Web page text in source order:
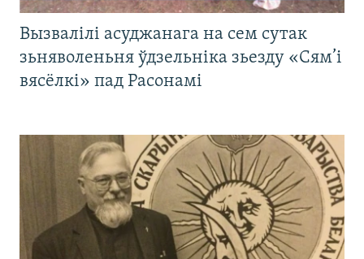
Вызвалілі асуджанага на сем сутак
зьняволеньня ўдзельніка зьезду «Сям’і
вясёлкі» пад Расонамі